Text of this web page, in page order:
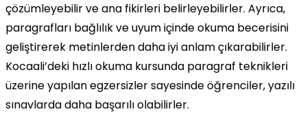
çözümleyebilir ve ana fikirleri belirleyebilirler. Ayrıca,
paragrafları bağlılık ve uyum içinde okuma becerisini
geliştirerek metinlerden daha iyi anlam çıkarabilirler.
Kocaali’deki hızlı okuma kursunda paragraf teknikleri
üzerine yapılan egzersizler sayesinde öğrenciler, yazılı
sınavlarda daha başarılı olabilirler.